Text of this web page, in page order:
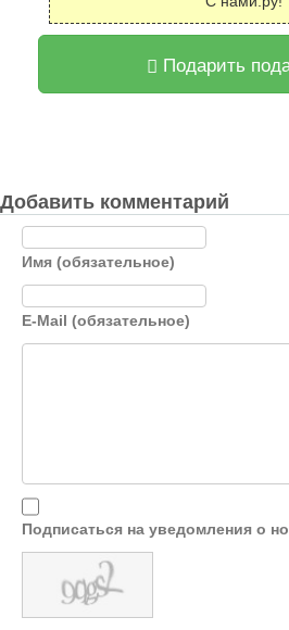
Подарить
Добавить комментарий
Имя (обязательное)
E-Mail (обязательное)
Подписаться на уведомления о